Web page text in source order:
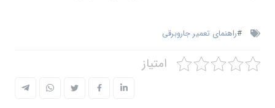
#راهنمای تعمیر جاروبرقی
امتیاز